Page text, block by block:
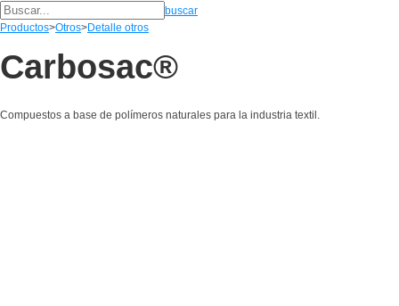
buscar
Productos>Otros>Detalle otros
Carbosac®
Compuestos a base de polímeros naturales para la industria textil.